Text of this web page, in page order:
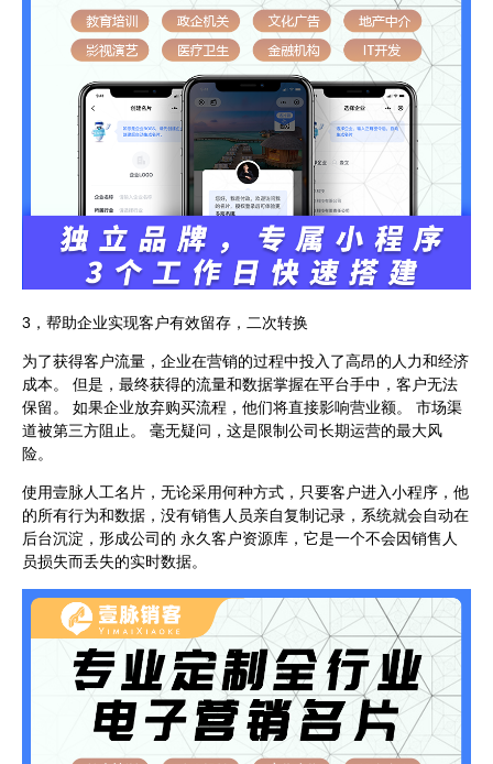
3，帮助企业实现客户有效留存，二次转换
为了获得客户流量，企业在营销的过程中投入了高昂的人力和经济
成本。 但是，最终获得的流量和数据掌握在平台手中，客户无法
保留。 如果企业放弃购买流程，他们将直接影响营业额。 市场渠
道被第三方阻止。 毫无疑问，这是限制公司长期运营的最大风
险。
使用壹脉人工名片，无论采用何种方式，只要客户进入小程序，他
的所有行为和数据，没有销售人员亲自复制记录，系统就会自动在
后台沉淀，形成公司的 永久客户资源库，它是一个不会因销售人
员损失而丢失的实时数据。